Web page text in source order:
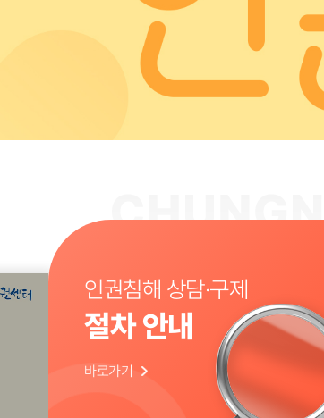
인권침해 상담·구제
절차 안내
바로가기